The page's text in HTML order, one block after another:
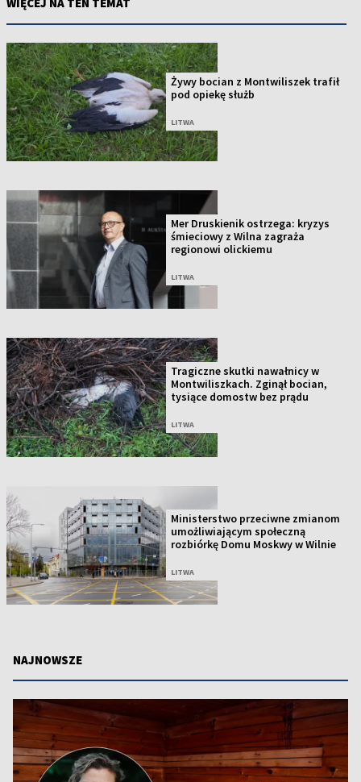
WIĘCEJ NA TEN TEMAT
Żywy bocian z Montwiliszek trafił
pod opiekę służb
LITWA
Mer Druskienik ostrzega: kryzys
śmieciowy z Wilna zagraża
regionowi olickiemu
LITWA
Tragiczne skutki nawałnicy w
Montwiliszkach. Zginął bocian,
tysiące domostw bez prądu
LITWA
Ministerstwo przeciwne zmianom
umożliwiającym społeczną
rozbiórkę Domu Moskwy w Wilnie
LITWA
NAJNOWSZE